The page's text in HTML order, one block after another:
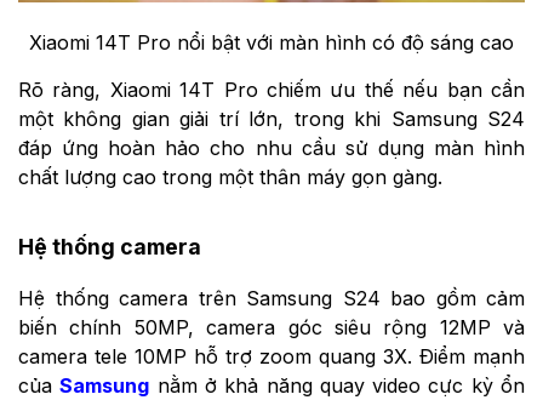
Xiaomi 14T Pro nổi bật với màn hình có độ sáng cao
Rõ ràng, Xiaomi 14T Pro chiếm ưu thế nếu bạn cần
một không gian giải trí lớn, trong khi Samsung S24
đáp ứng hoàn hảo cho nhu cầu sử dụng màn hình
chất lượng cao trong một thân máy gọn gàng.
Hệ thống camera
Hệ thống camera trên Samsung S24 bao gồm cảm
biến chính 50MP, camera góc siêu rộng 12MP và
camera tele 10MP hỗ trợ zoom quang 3X. Điểm mạnh
củaSamsung nằm ở khả năng quay video cực kỳ ổn